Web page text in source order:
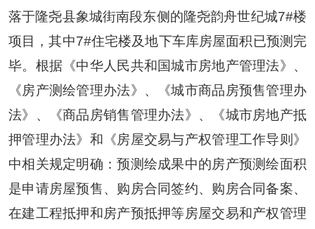
落于隆尧县象城街南段东侧的隆尧韵舟世纪城7#楼
项目，其中7#住宅楼及地下车库房屋面积已预测完
毕。根据《中华人民共和国城市房地产管理法》、
《房产测绘管理办法》、《城市商品房预售管理办
法》、《商品房销售管理办法》、《城市房地产抵
押管理办法》和《房屋交易与产权管理工作导则》
中相关规定明确：预测绘成果中的房产预测绘面积
是申请房屋预售、购房合同签约、购房合同备案、
在建工程抵押和房产预抵押等房屋交易和产权管理